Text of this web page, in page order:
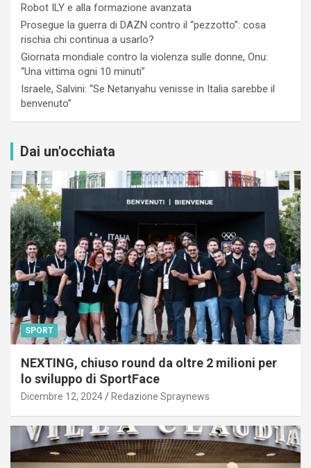
Robot ILY e alla formazione avanzata
Prosegue la guerra di DAZN contro il “pezzotto”: cosa
rischia chi continua a usarlo?
Giornata mondiale contro la violenza sulle donne, Onu:
“Una vittima ogni 10 minuti”
Israele, Salvini: “Se Netanyahu venisse in Italia sarebbe il
benvenuto”
Dai un'occhiata
SPORT
NEXTING, chiuso round da oltre 2 milioni per
lo sviluppo di SportFace
Dicembre 12, 2024 Redazione Spraynews